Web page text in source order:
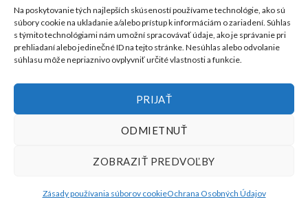
Na poskytovanie tých najlepších skúseností používame technológie, ako sú
súbory cookie na ukladanie a/alebo prístup k informáciám o zariadení. Súhlas
s týmito technológiami nám umožní spracovávať údaje, ako je správanie pri
prehliadaní alebo jedinečné ID na tejto stránke. Nesúhlas alebo odvolanie
súhlasu môže nepriaznivo ovplyvniť určité vlastnosti a funkcie.
PRIJAŤ
ODMIETNUŤ
ZOBRAZIŤ PREDVOĽBY
Zásady používania súborov cookieOchrana Osobných Údajov
924 01 Galanta
Slovensko
2026 ©Teleshop.sk